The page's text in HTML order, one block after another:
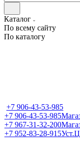
Каталог
По всему сайту
По каталогу
+7 906-43-53-985
+7 906-43-53-985
+7 967-31-32-200
+7 952-83-28-915